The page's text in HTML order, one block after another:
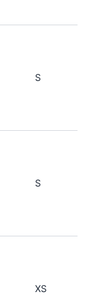
S
S
XS